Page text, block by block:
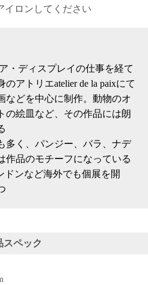
イロンしてください
・ディスプレイの仕事を経て
アトリエatelier de la paixにて
などを中心に制作。動物のオ
の絵皿など、その作品には朗
多く、パンジー、バラ、ナデ
作品のモチーフになっている
ンなど海外でも個展を開
スペック